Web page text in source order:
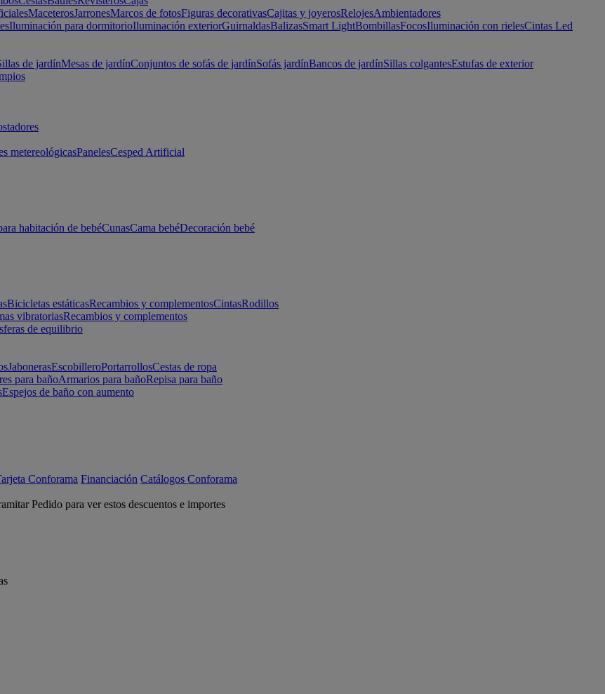
MaceterosJarronesMarcos de fotosFiguras decorativasCajitas y joyerosRelojesAmbientadores
Iluminación para dormitorioIluminación exteriorGuirnaldasBalizasSmart LightBombillasFocosIluminación con rielesCintas Led
de jardínMesas de jardínConjuntos de sofás de jardínSofás jardínBancos de jardínSillas colgantesEstufas de exterior
metereológicasPanelesCesped Artificial
habitación de bebéCunasCama bebéDecoración bebé
Bicicletas estáticasRecambios y complementosCintasRodillos
vibratoriasRecambios y complementos
de equilibrio
JabonerasEscobilleroPortarrollosCestas de ropa
para bañoArmarios para bañoRepisa para baño
Espejos de baño con aumento
Conforama Financiación Catálogos Conforama
Pedido para ver estos descuentos e importes